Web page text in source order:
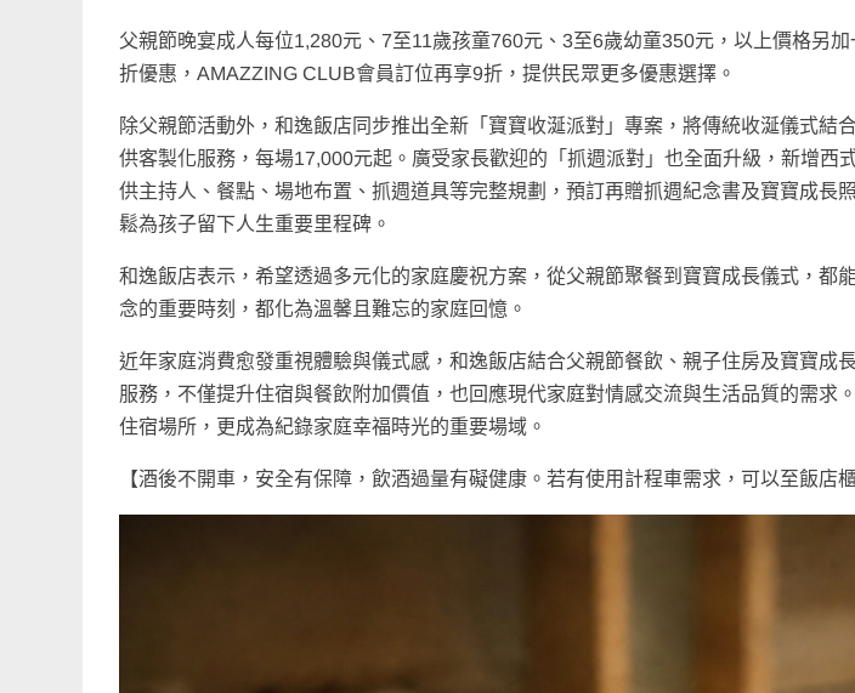
父親節晚宴成人每位1,280元、7至11歲孩童760元、3至6歲幼童350元，以上價格另
折優惠，AMAZZING CLUB會員訂位再享9折，提供民眾更多優惠選擇。
除父親節活動外，和逸飯店同步推出全新「寶寶收涎派對」專案，將傳統收涎儀式結
供客製化服務，每場17,000元起。廣受家長歡迎的「抓週派對」也全面升級，新增西
供主持人、餐點、場地布置、抓週道具等完整規劃，預訂再贈抓週紀念書及寶寶成長
鬆為孩子留下人生重要里程碑。
和逸飯店表示，希望透過多元化的家庭慶祝方案，從父親節聚餐到寶寶成長儀式，都
念的重要時刻，都化為溫馨且難忘的家庭回憶。
近年家庭消費愈發重視體驗與儀式感，和逸飯店結合父親節餐飲、親子住房及寶寶成
服務，不僅提升住宿與餐飲附加價值，也回應現代家庭對情感交流與生活品質的需求
住宿場所，更成為紀錄家庭幸福時光的重要場域。
【酒後不開車，安全有保障，飲酒過量有礙健康。若有使用計程車需求，可以至飯店